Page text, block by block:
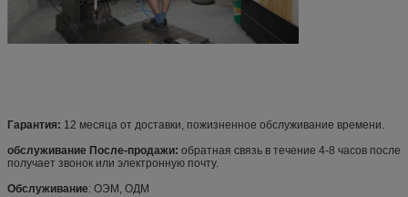
Гарантия: 12 месяца от доставки, пожизненное обслуживание времени.
обслуживание После-продажи: обратная связь в течение 4-8 часов после
получает звонок или электронную почту.
Обслуживание: ОЭМ, ОДМ